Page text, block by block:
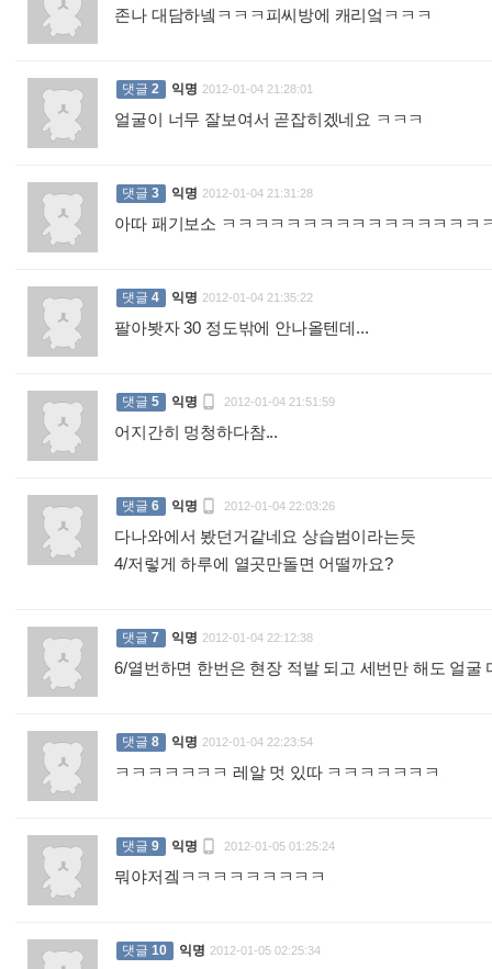
존나 대담하넼ㅋㅋㅋ피씨방에 캐리엌ㅋㅋㅋ
댓글 2 익명 2012-01-04 21:28:01
얼굴이 너무 잘보여서 곧잡히겠네요 ㅋㅋㅋ
댓글 3 익명 2012-01-04 21:31:28
아따 패기보소 ㅋㅋㅋㅋㅋㅋㅋㅋㅋㅋㅋㅋㅋㅋㅋㅋ
댓글 4 익명 2012-01-04 21:35:22
팔아봣자 30 정도밖에 안나올텐데...
댓글 5 익명  2012-01-04 21:51:59
어지간히 멍청하다참...
댓글 6 익명  2012-01-04 22:03:26
다나와에서 봤던거같네요 상습범이라는듯
4/저렇게 하루에 열곳만돌면 어떨까요?
댓글 7 익명 2012-01-04 22:12:38
6/열번하면 한번은 현장 적발 되고 세번만 해도 얼굴
댓글 8 익명 2012-01-04 22:23:54
ㅋㅋㅋㅋㅋㅋㅋ 레알 멋 있따 ㅋㅋㅋㅋㅋㅋㅋ
댓글 9 익명  2012-01-05 01:25:24
뭐야저겤ㅋㅋㅋㅋㅋㅋㅋㅋㅋ
댓글 10 익명 2012-01-05 02:25:34